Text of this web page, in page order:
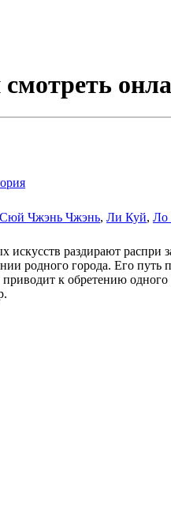
смотреть
Сюй Чжэнь Чжэнь, Ли Куй, Ло
раздирают
родного города. Его путь
приводит к обретению